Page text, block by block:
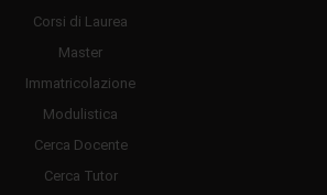
Corsi di Laurea
Master
Immatricolazione
Modulistica
Cerca Docente
Cerca Tutor